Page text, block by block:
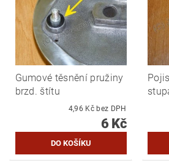
Gumové těsnění pružiny
brzd. štítu
4,96 Kč bez DPH
6 Kč